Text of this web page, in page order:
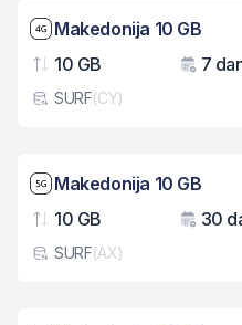
Brzina mreže: 4G
Makedonija 10 GB
Podaci
10 GB
Važenje
7
Tip eSIM kartice
SURF(CY)
Brzina mreže: 5G
Makedonija 10 GB
Podaci
10 GB
Važenje
30
Tip eSIM kartice
SURF(AX)